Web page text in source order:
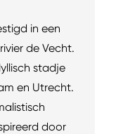
in een
de Vecht.
stadje
en Utrecht.
door